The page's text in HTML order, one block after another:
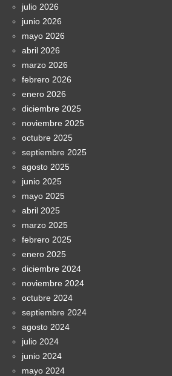
julio 2026
junio 2026
mayo 2026
abril 2026
marzo 2026
febrero 2026
enero 2026
diciembre 2025
noviembre 2025
octubre 2025
septiembre 2025
agosto 2025
junio 2025
mayo 2025
abril 2025
marzo 2025
febrero 2025
enero 2025
diciembre 2024
noviembre 2024
octubre 2024
septiembre 2024
agosto 2024
julio 2024
junio 2024
mayo 2024